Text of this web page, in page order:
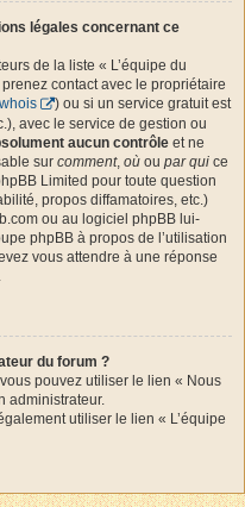
légales concernant ce
de la liste « L’équipe du
contact avec le propriétaire
) ou si un service gratuit est
avec le service de gestion ou
aucun contrôle et ne
sur comment, où ou par qui ce
Limited pour toute question
propos diffamatoires, etc.)
ou au logiciel phpBB lui-
phpBB à propos de l’utilisation
vous attendre à une réponse
du forum ?
pouvez utiliser le lien « Nous
administrateur.
utiliser le lien « L’équipe